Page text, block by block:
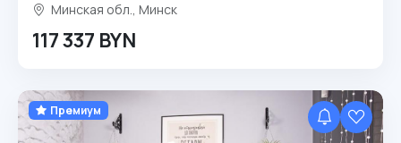
Минская обл., Минск
117 337 BYN
Премиум